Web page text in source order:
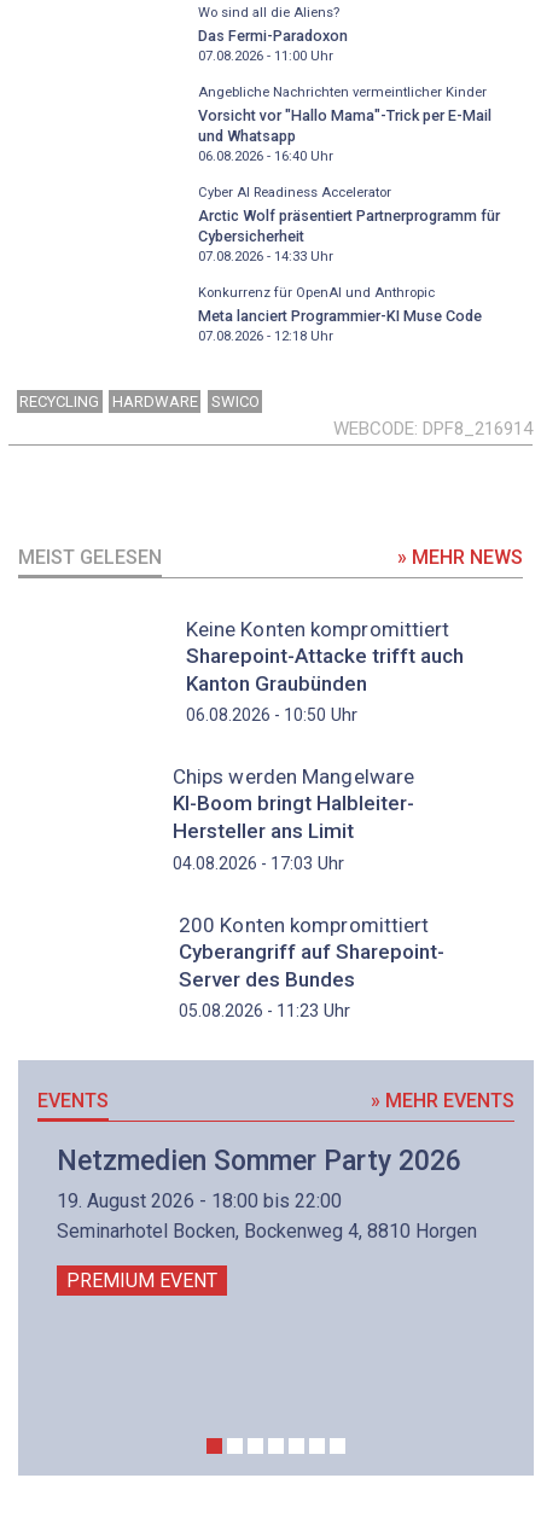
Wo sind all die Aliens?
Das Fermi-Paradoxon
07.08.2026 - 11:00Uhr
Angebliche Nachrichten vermeintlicher Kinder
Vorsicht vor "Hallo Mama"-Trick per E-Mail
und Whatsapp
06.08.2026 - 16:40Uhr
Cyber AI Readiness Accelerator
Arctic Wolf präsentiert Partnerprogramm für
Cybersicherheit
07.08.2026 - 14:33Uhr
Konkurrenz für OpenAI und Anthropic
Meta lanciert Programmier-KI Muse Code
07.08.2026 - 12:18Uhr
RECYCLING HARDWARE SWICO
WEBCODE DPF8_216914
MEIST GELESEN » MEHR NEWS
Keine Konten kompromittiert
Sharepoint-Attacke trifft auch
Kanton Graubünden
06.08.2026 - 10:50 Uhr
Chips werden Mangelware
KI-Boom bringt Halbleiter-
Hersteller ans Limit
04.08.2026 - 17:03 Uhr
200 Konten kompromittiert
Cyberangriff auf Sharepoint-
Server des Bundes
05.08.2026 - 11:23 Uhr
EVENTS » MEHR EVENTS
Netzmedien Sommer Party 2026
19. August 2026 - 18:00 bis 22:00
Seminarhotel Bocken, Bockenweg 4, 8810 Horgen
PREMIUM EVENT